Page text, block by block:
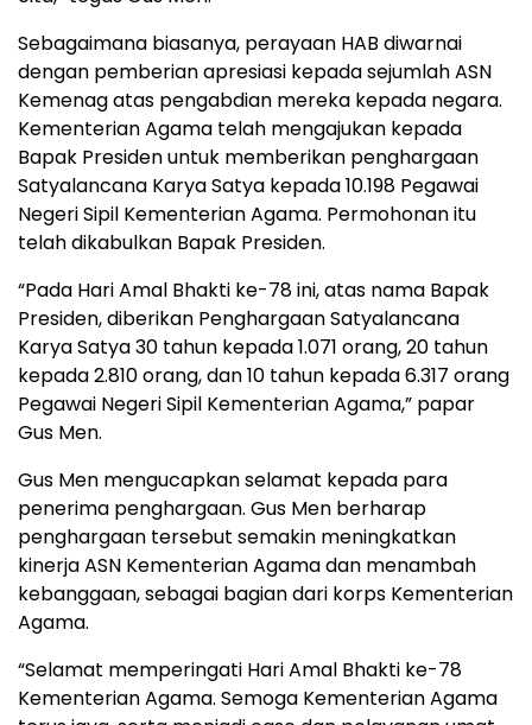
Sebagaimana biasanya, perayaan HAB diwarnai
dengan pemberian apresiasi kepada sejumlah ASN
Kemenag atas pengabdian mereka kepada negara.
Kementerian Agama telah mengajukan kepada
Bapak Presiden untuk memberikan penghargaan
Satyalancana Karya Satya kepada 10.198 Pegawai
Negeri Sipil Kementerian Agama. Permohonan itu
telah dikabulkan Bapak Presiden.
“Pada Hari Amal Bhakti ke-78 ini, atas nama Bapak
Presiden, diberikan Penghargaan Satyalancana
Karya Satya 30 tahun kepada 1.071 orang, 20 tahun
kepada 2.810 orang, dan 10 tahun kepada 6.317 orang
Pegawai Negeri Sipil Kementerian Agama,” papar
Gus Men.
Gus Men mengucapkan selamat kepada para
penerima penghargaan. Gus Men berharap
penghargaan tersebut semakin meningkatkan
kinerja ASN Kementerian Agama dan menambah
kebanggaan, sebagai bagian dari korps Kementerian
Agama.
“Selamat memperingati Hari Amal Bhakti ke-78
Kementerian Agama. Semoga Kementerian Agama